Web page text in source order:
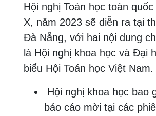
Hội nghị Toán học toàn
X, năm 2023 sẽ diễn ra tại
Đà Nẵng, với hai nội dung
là Hội nghị khoa học và Đại
biểu Hội Toán học Việt Nam.
Hội nghị khoa học bao
báo cáo mời tại các